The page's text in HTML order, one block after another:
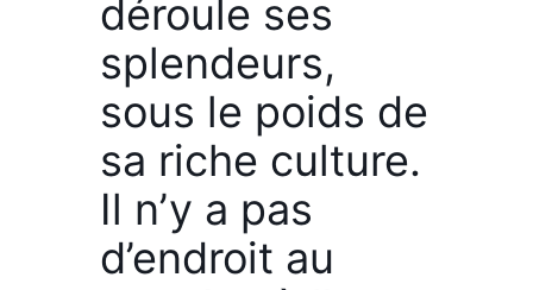
déroule ses
splendeurs,
sous le poids de
sa riche culture.
Il n’y a pas
d’endroit au